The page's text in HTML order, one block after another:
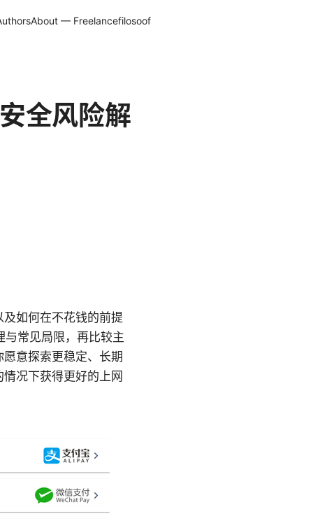
About — Freelancefilosoof
全风险解
如何在不花钱的前提
常见局限，再比较主
意探索更稳定、长期
况下获得更好的上网